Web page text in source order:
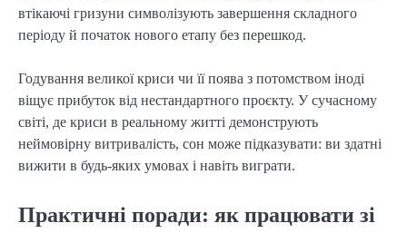
втікаючі гризуни символізують завершення складного
періоду й початок нового етапу без перешкод.
Годування великої криси чи її поява з потомством іноді
віщує прибуток від нестандартного проєкту. У сучасному
світі, де криси в реальному житті демонструють
неймовірну витривалість, сон може підказувати: ви здатні
вижити в будь-яких умовах і навіть виграти.
Практичні поради: як працювати зі